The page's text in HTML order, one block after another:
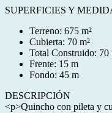
SUPERFICIES Y
Terreno: 675 m²
Cubierta: 70 m²
Total Construido: 70
Frente: 15 m
Fondo: 45 m
DESCRIPCIÓN
<p>Quincho con pileta y